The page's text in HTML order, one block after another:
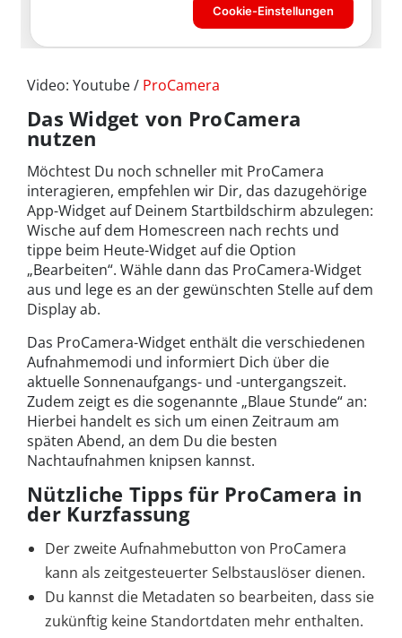
Video: Youtube / ProCamera
Das Widget von ProCamera
nutzen
Möchtest Du noch schneller mit ProCamera
interagieren, empfehlen wir Dir, das dazugehörige
App-Widget auf Deinem Startbildschirm abzulegen:
Wische auf dem Homescreen nach rechts und
tippe beim Heute-Widget auf die Option
„Bearbeiten“. Wähle dann das ProCamera-Widget
aus und lege es an der gewünschten Stelle auf dem
Display ab.
Das ProCamera-Widget enthält die verschiedenen
Aufnahmemodi und informiert Dich über die
aktuelle Sonnenaufgangs- und -untergangszeit.
Zudem zeigt es die sogenannte „Blaue Stunde“ an:
Hierbei handelt es sich um einen Zeitraum am
späten Abend, an dem Du die besten
Nachtaufnahmen knipsen kannst.
Nützliche Tipps für ProCamera in
der Kurzfassung
Der zweite Aufnahmebutton von ProCamera
kann als zeitgesteuerter Selbstauslöser dienen.
Du kannst die Metadaten so bearbeiten, dass sie
zukünftig keine Standortdaten mehr enthalten.